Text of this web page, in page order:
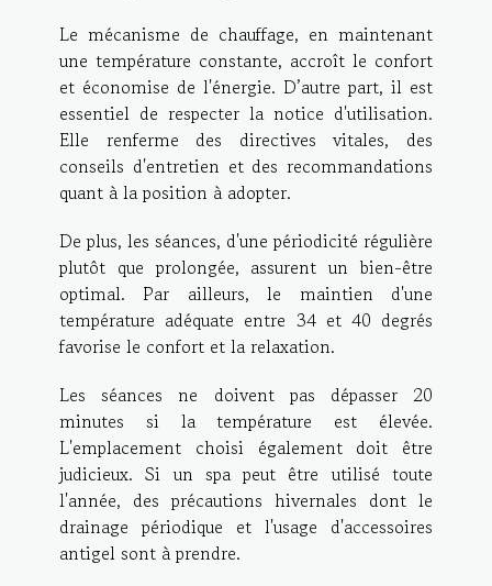
Le mécanisme de chauffage, en maintenant
une température constante, accroît le confort
et économise de l'énergie. D’autre part, il est
essentiel de respecter la notice d'utilisation.
Elle renferme des directives vitales, des
conseils d'entretien et des recommandations
quant à la position à adopter.
De plus, les séances, d'une périodicité régulière
plutôt que prolongée, assurent un bien-être
optimal. Par ailleurs, le maintien d'une
température adéquate entre 34 et 40 degrés
favorise le confort et la relaxation.
Les séances ne doivent pas dépasser 20
minutes si la température est élevée.
L'emplacement choisi également doit être
judicieux. Si un spa peut être utilisé toute
l'année, des précautions hivernales dont le
drainage périodique et l'usage d'accessoires
antigel sont à prendre.